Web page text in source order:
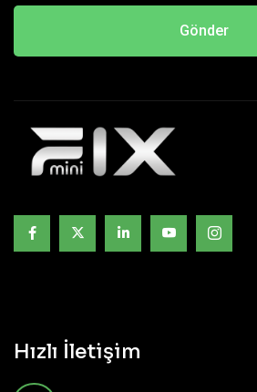
Gönder
Hızlı İletişim